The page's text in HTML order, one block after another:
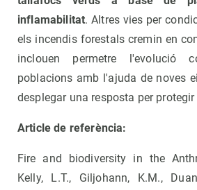
inflamabilitat. Altres vies per
els incendis forestals cremin en
inclouen permetre l'evolució
poblacions amb l'ajuda de noves
desplegar una resposta per
Article de referència:
Fire and biodiversity in the
Kelly, L.T., Giljohann, K.M.,